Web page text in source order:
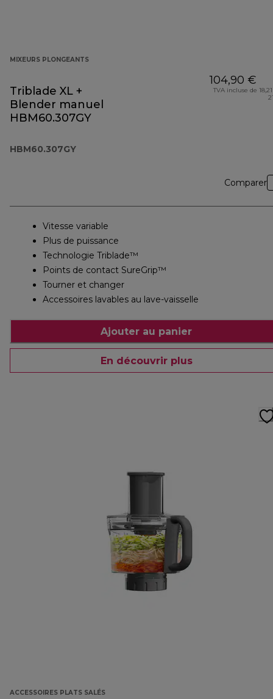
MIXEURS PLONGEANTS
Triblade XL +
Blender manuel
HBM60.307GY
HBM60.307GY
104,90 €
TVA incluse de
Comparer
Vitesse variable
Plus de puissance
Technologie Triblade™
Points de contact SureGrip™
Tourner et changer
Accessoires lavables au lave-vaisselle
Ajouter au panier
En découvrir plus
ACCESSOIRES PLATS SALÉS